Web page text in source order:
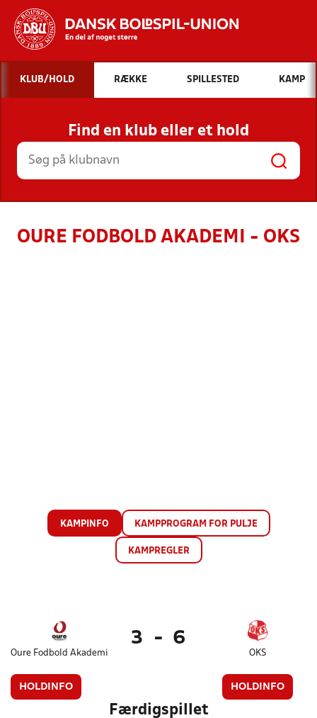
Hvad vil du søge efter?
INDHOLD OG NYHEDER
STILLINGER, RESULTATER, KLUBBER OG
HOLD
KLUB/HOLD RÆKKE SPILLESTED KAMP
Find en klub eller et hold
OURE FODBOLD AKADEMI - OKS
KAMPINFO KAMPPROGRAM FOR PULJE
KAMPREGLER
Oure Fodbold Akademi
HOLDINFO
3 - 6
OKS
HOLDINFO
Færdigspillet